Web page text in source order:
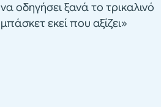
να οδηγήσει ξανά το τρικαλινό
μπάσκετ εκεί που αξίζει»